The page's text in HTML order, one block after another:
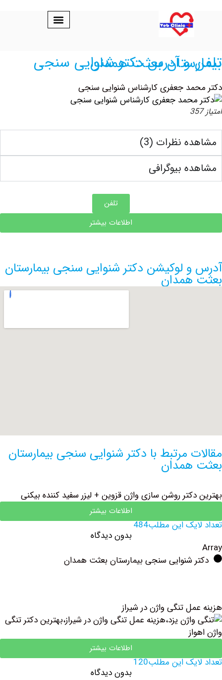
دکتر شنوایی سنجی بیمارستان بعثت همدان
جعفری کارشناس شنوایی سنجی
نظرات (3)
بیوگرافی
اطلاعات بیشتر
لوکیشن دکتر شنوایی سنجی بیمارستان
همدان
مرتبط با دکتر شنوایی سنجی بیمارستان
همدان
روشن سازی واژن قزوین + لیزر سفید کننده بیکنی
اطلاعات بیشتر
این مطلب484
بدون دیدگاه
شنوایی سنجی بیمارستان بعثت همدان
تنگی واژن در شیراز
اطلاعات بیشتر
این مطلب120
بدون دیدگاه